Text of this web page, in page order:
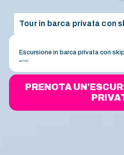
Tour in barca privata con
Escursione in barca privata con
da: 500€
PRENOTA